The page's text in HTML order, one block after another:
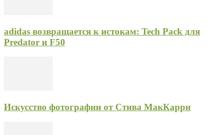
adidas возвращается к истокам: Tech Pack для
Predator и F50
Искусство фотографии от Стива МакКарри